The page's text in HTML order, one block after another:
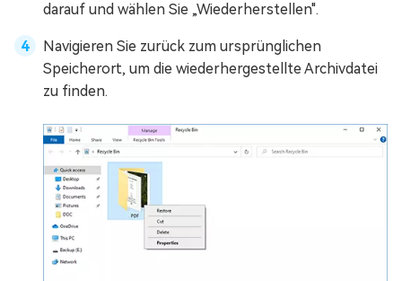
darauf und wählen Sie „Wiederherstellen".
Navigieren Sie zurück zum ursprünglichen
Speicherort, um die wiederhergestellte Archivdatei
zu finden.